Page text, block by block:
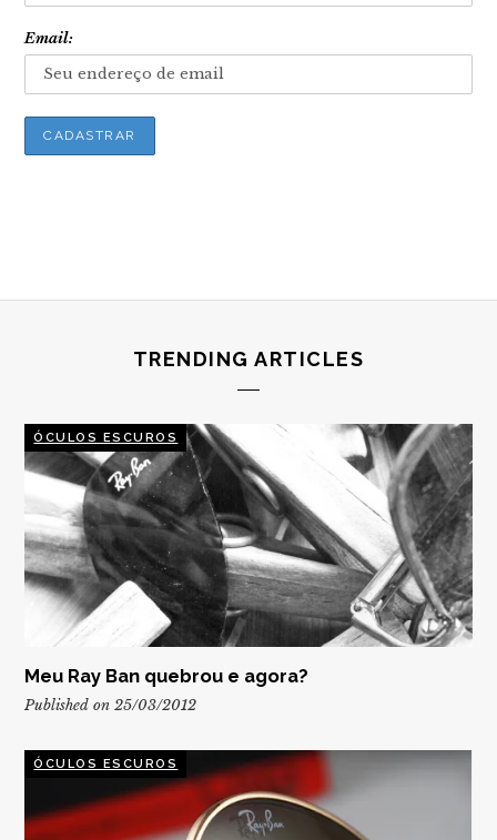
Email:
TRENDING ARTICLES
ÓCULOS ESCUROS
Meu Ray Ban quebrou e agora?
Published on 25/03/2012
ÓCULOS ESCUROS